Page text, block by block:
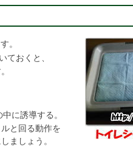
。
ておくと、
に誘導する。
と回る動作を
ましょう。